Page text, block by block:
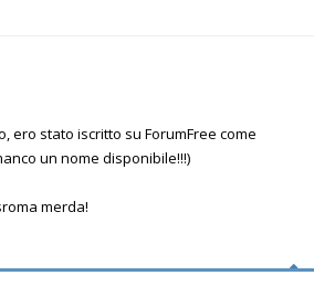
ero stato iscritto su ForumFree come
un nome disponibile!!!)
merda!